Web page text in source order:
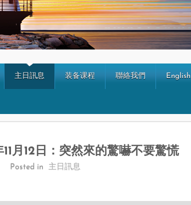
主日訊息 装备课程 聯絡我們 English
月12日：突然來的驚嚇不要驚慌
Posted in 主日訊息